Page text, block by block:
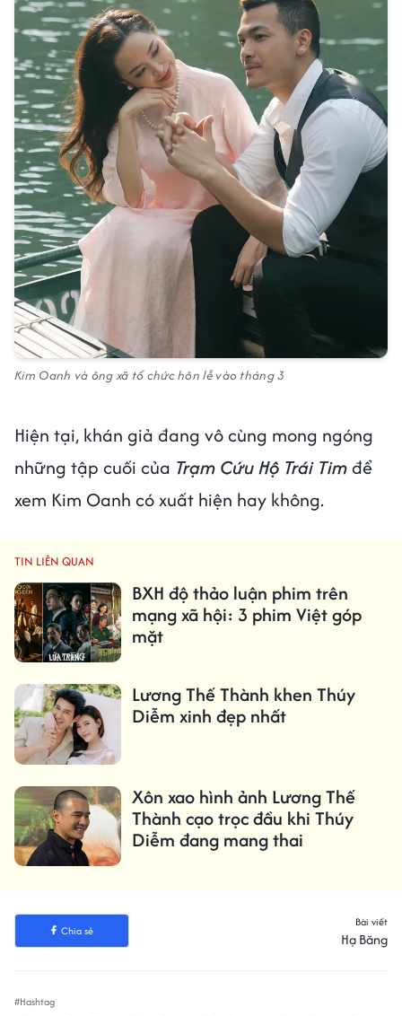
Kim Oanh và ông xã tổ chức hôn lễ vào tháng 3
Hiện tại, khán giả đang vô cùng mong ngóng
những tập cuối của Trạm Cứu Hộ Trái Timđể
xem Kim Oanh có xuất hiện hay không.
TIN LIÊN QUAN
BXH độ thảo luận phim trên
mạng xã hội: 3 phim Việt góp
mặt
Lương Thế Thành khen Thúy
Diễm xinh đẹp nhất
Xôn xao hình ảnh Lương Thế
Thành cạo trọc đầu khi Thúy
Diễm đang mang thai
Chia sẻ
Bài viết
Hạ Băng
#Hashtag